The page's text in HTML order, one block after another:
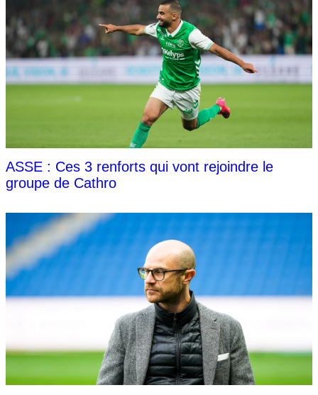
ASSE : Ces 3 renforts qui vont rejoindre le
groupe de Cathro